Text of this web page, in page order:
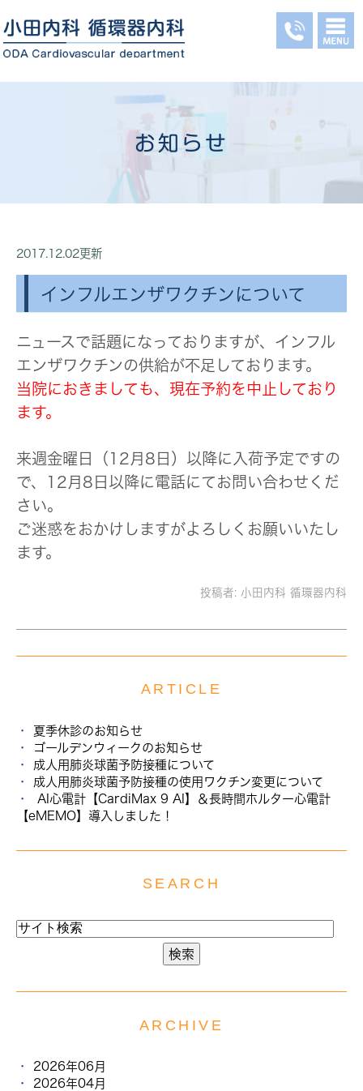
お知らせ
2017.12.02更新
インフルエンザワクチンについて
ニュースで話題になっておりますが、インフル
エンザワクチンの供給が不足しております。
当院におきましても、現在予約を中止しており
ます。
来週金曜日（12月8日）以降に入荷予定ですの
で、12月8日以降に電話にてお問い合わせくだ
さい。
ご迷惑をおかけしますがよろしくお願いいたし
ます。
投稿者: 小田内科 循環器内科
ARTICLE
夏季休診のお知らせ
ゴールデンウィークのお知らせ
成人用肺炎球菌予防接種について
成人用肺炎球菌予防接種の使用ワクチン変更について
AI心電計【CardiMax 9 AI】＆長時間ホルター心電計
【eMEMO】導入しました！
SEARCH
ARCHIVE
2026年06月
2026年04月